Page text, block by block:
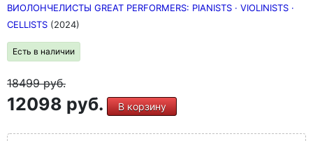
ВИОЛОНЧЕЛИСТЫ GREAT PERFORMERS: PIANISTS · VIOLINISTS ·
CELLISTS (2024)
Есть в наличии
18499руб.
12098 руб. В корзину